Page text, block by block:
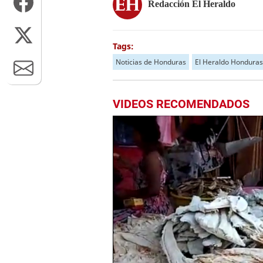
Redacción El Heraldo
Tags:
Noticias de Honduras El Heraldo Honduras
VIDEOS RECOMENDADOS